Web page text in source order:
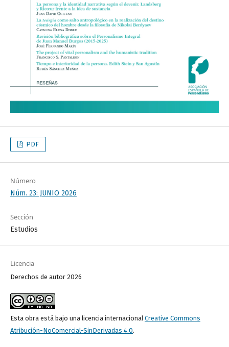
PDF
Número
Núm. 23: JUNIO 2026
Sección
Estudios
Licencia
Derechos de autor 2026
Esta obra está bajo una licencia internacional Creative Commons
Atribución-NoComercial-SinDerivadas 4.0.